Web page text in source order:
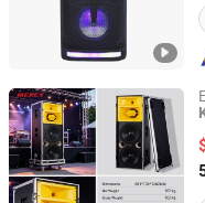
Guangzhou Jiuding
Guangdong, China